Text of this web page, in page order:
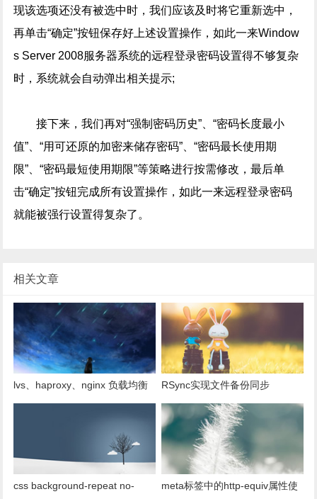
现该选项还没有被选中时，我们应该及时将它重新选中，
再单击“确定”按钮保存好上述设置操作，如此一来Window
s Server 2008服务器系统的远程登录密码设置得不够复杂
时，系统就会自动弹出相关提示;
接下来，我们再对“强制密码历史”、“密码长度最小
值”、“用可还原的加密来储存密码”、“密码最长使用期
限”、“密码最短使用期限”等策略进行按需修改，最后单
击“确定”按钮完成所有设置操作，如此一来远程登录密码
就能被强行设置得复杂了。
相关文章
lvs、haproxy、nginx 负载均衡
RSync实现文件备份同步
css background-repeat no- meta标签中的http-equiv属性使